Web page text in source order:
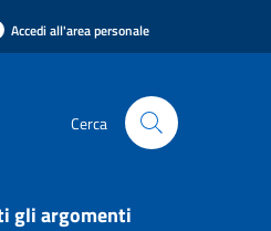
Accedi all'area personale
Cerca
gli argomenti